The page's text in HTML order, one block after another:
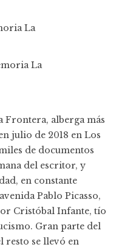
La
Frontera, alberga más
julio de 2018 en Los
de documentos
del escritor, y
en constante
Pablo Picasso,
Cristóbal Infante, tío
Gran parte del
resto se llevó en